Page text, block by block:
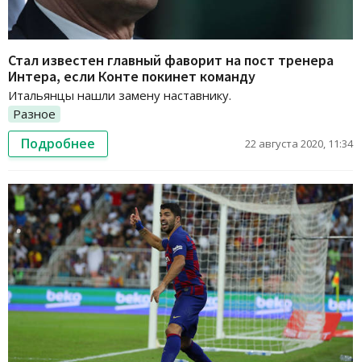
Стал известен главный фаворит на пост тренера
Интера, если Конте покинет команду
Итальянцы нашли замену наставнику.
Разное
Подробнее 22 августа 2020, 11:34